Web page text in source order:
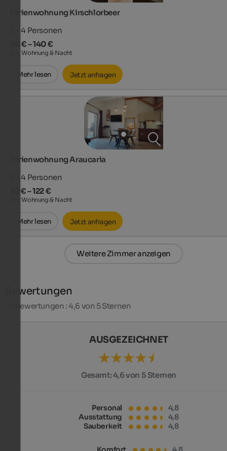
Ferienwohnung Kirschlorbeer
2 - 4 Personen
98 € – 140 €
pro Wohnung & Nacht
Mehr lesen Jetzt anfragen
Ferienwohnung Araucaria
2 - 4 Personen
92 € – 122 €
pro Wohnung & Nacht
Mehr lesen Jetzt anfragen
Weitere Zimmer anzeigen
Bewertungen
Bewertungen : 4,6 von 5 Sternen
AUSGEZEICHNET
Gesamt:4,6 von 5 Sternen
Personal
4,8
Ausstattung
4,8
Sauberkeit
4,8